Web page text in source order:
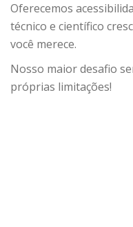
Oferecemos
técnico e científico
você merece.
Nosso maior desafio
próprias limitações!